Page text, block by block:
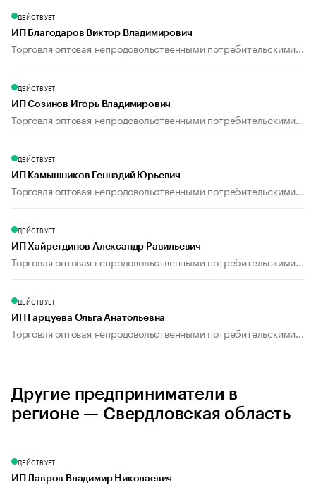
ДЕЙСТВУЕТ
ИП Благодаров Виктор Владимирович
Торговля оптовая непродовольственными потребительскими...
ДЕЙСТВУЕТ
ИП Созинов Игорь Владимирович
Торговля оптовая непродовольственными потребительскими...
ДЕЙСТВУЕТ
ИП Камышников Геннадий Юрьевич
Торговля оптовая непродовольственными потребительскими...
ДЕЙСТВУЕТ
ИП Хайретдинов Александр Равильевич
Торговля оптовая непродовольственными потребительскими...
ДЕЙСТВУЕТ
ИП Гарцуева Ольга Анатольевна
Торговля оптовая непродовольственными потребительскими...
Другие предприниматели в
регионе — Свердловская область
ДЕЙСТВУЕТ
ИП Лавров Владимир Николаевич